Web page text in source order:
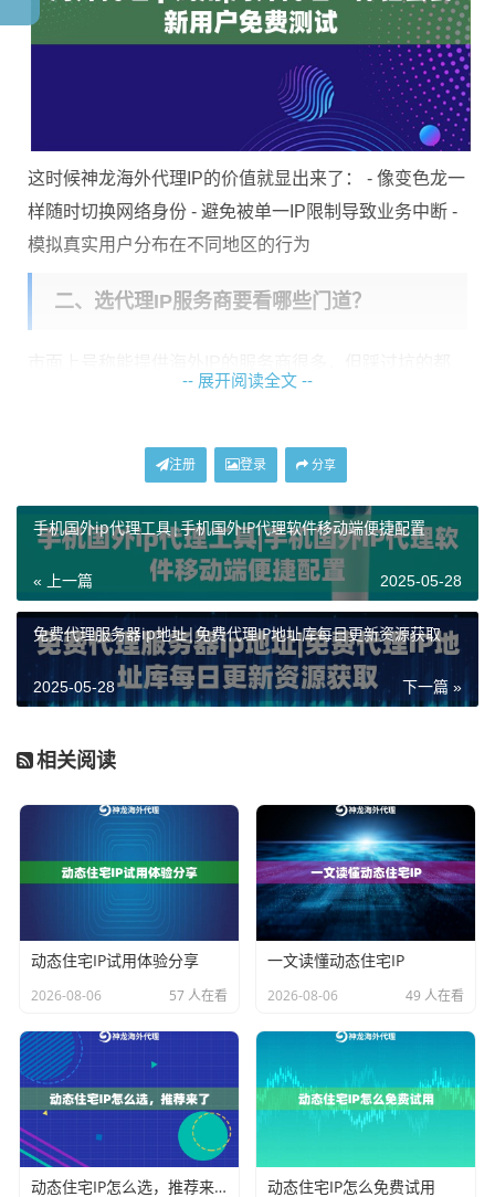
这时候神龙海外代理IP的价值就显出来了： - 像变色龙一
样随时切换网络身份 - 避免被单一IP限制导致业务中断 -
模拟真实用户分布在不同地区的行为
二、选代理IP服务商要看哪些门道？
神龙海外代理IP特点
IP覆盖地
区
200+国家地区节点，小众地区也能找得到
连接成功
率
专线机房+动态轮换机制，卡顿率低于0.3%
协议兼容
性
HTTP/HTTPS/Socks5全支持，适配各种软
件
注册时记得选「体验通道」
（很多小白直接戳到付费页面
去了） 2. 在控制台找到「节点生成器」——选国家、选协
议、选数量，点生成 3. 把拿到手的IP:端口直接填进你的爬
重点说下第二步：建议先选美国或日本这种热门节点，
还真有科考站的IP）。
四、小白避坑指南
刚开始用代理IP的新手，八成会遇到这些问题：
-- 展开阅读全文 --
注册 登录 分享
手机国外ip代理工具|手机国外IP代理软件移动端便捷配置
« 上一篇 2025-05-28
免费代理服务器ip地址|免费代理IP地址库每日更新资源获取
下一篇 »
2025-05-28
相关阅读
动态住宅IP试用体验分享
2026-08-06 57 人在看
一文读懂动态住宅IP
2026-08-06 49 人在看
动态住宅IP怎么选，推荐来了 动态住宅IP怎么免费试用